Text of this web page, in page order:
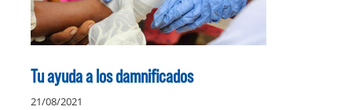
Tu ayuda a los damnificados
21/08/2021